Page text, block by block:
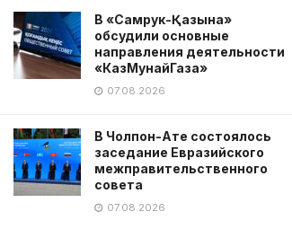
В «Самрук-Қазына»
обсудили основные
направления деятельности
«КазМунайГаза»
07.08.2026
В Чолпон-Ате состоялось
заседание Евразийского
межправительственного
совета
07.08.2026